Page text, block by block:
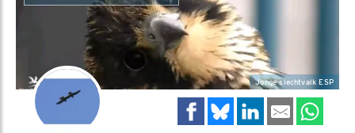
Jonge slechtvalk ESP